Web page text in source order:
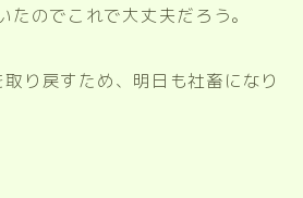
たのでこれで大丈夫だろう。
り戻すため、明日も社畜になり